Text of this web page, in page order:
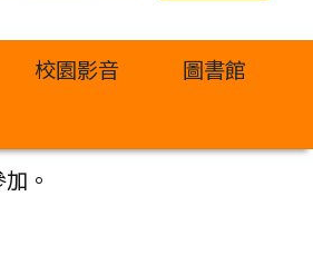
校園影音
圖書館
。